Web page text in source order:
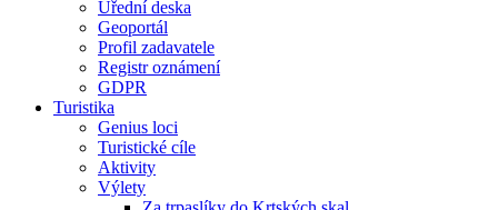
Úřední deska
Geoportál
Profil zadavatele
Registr oznámení
GDPR
Turistika
Genius loci
Turistické cíle
Aktivity
Výlety